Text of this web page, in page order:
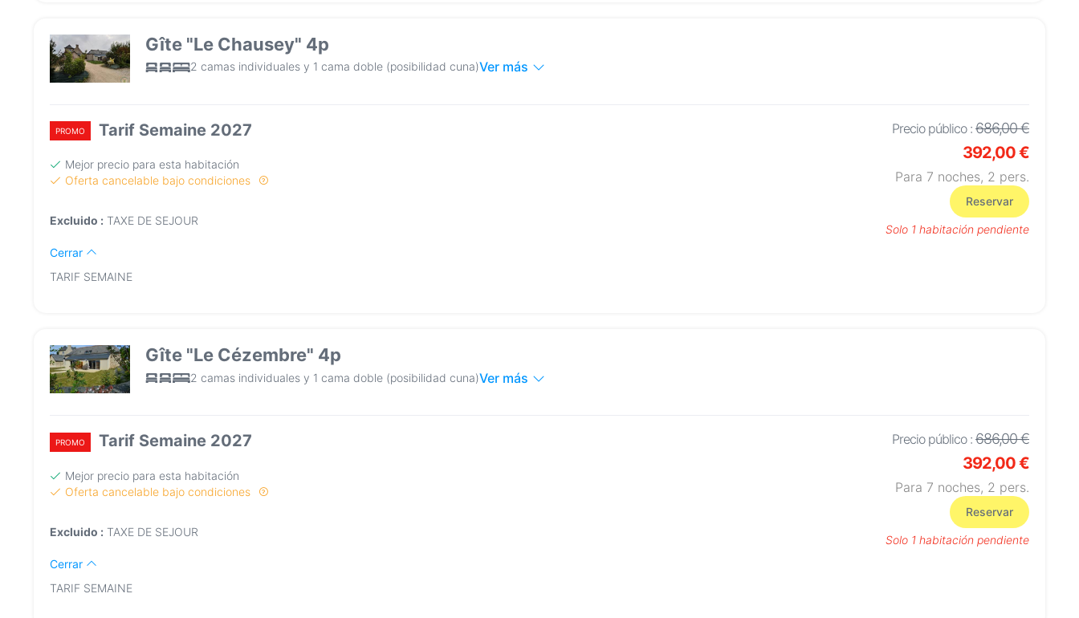
Gîte "Le Chausey" 4p
2 camas individuales y 1 cama doble (posibilidad cuna)Ver más
PROMO Tarif Semaine 2027
Mejor precio para esta habitación
Oferta cancelable bajo condiciones
Excluido : TAXE DE SEJOUR
Precio público : 686,00 €
392,00 €
Para 7 noches, 2 pers.
Reservar
Solo 1 habitación pendiente
Cerrar
TARIF SEMAINE
Gîte "Le Cézembre" 4p
2 camas individuales y 1 cama doble (posibilidad cuna)Ver más
PROMO Tarif Semaine 2027
Mejor precio para esta habitación
Oferta cancelable bajo condiciones
Excluido : TAXE DE SEJOUR
Precio público : 686,00 €
392,00 €
Para 7 noches, 2 pers.
Reservar
Solo 1 habitación pendiente
Cerrar
TARIF SEMAINE